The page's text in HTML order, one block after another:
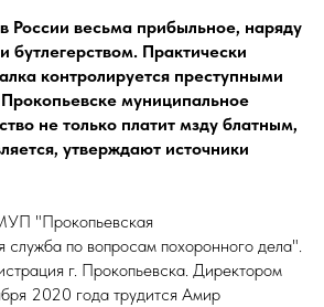
России весьма прибыльное, наряду
бутлегерством. Практически
контролируется преступными
муниципальное
не только платит мзду блатным,
утверждают источники
"Прокопьевская
служба по вопросам похоронного дела".
г. Прокопьевска. Директором
2020 года трудится Амир